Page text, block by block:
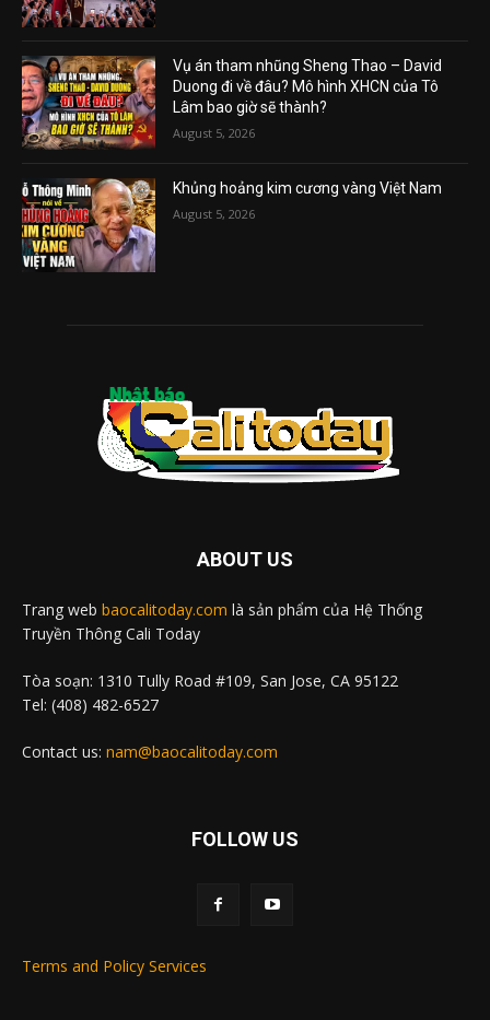
Vụ án tham nhũng Sheng Thao – David
Duong đi về đâu? Mô hình XHCN của Tô
Lâm bao giờ sẽ thành?
August 5, 2026
Khủng hoảng kim cương vàng Việt Nam
August 5, 2026
ABOUT US
Trang web baocalitoday.com là sản phẩm của Hệ Thống
Truyền Thông Cali Today
Tòa soạn: 1310 Tully Road #109, San Jose, CA 95122
Tel: (408) 482-6527
Contact us: nam@baocalitoday.com
FOLLOW US
Terms and Policy Services